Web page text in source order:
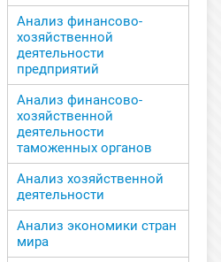
Анализ финансово-
хозяйственной
деятельности
предприятий
Анализ финансово-
хозяйственной
деятельности
таможенных органов
Анализ хозяйственной
деятельности
Анализ экономики стран
мира